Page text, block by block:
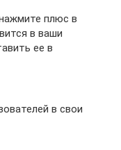
плюс в
в ваши
ее в
в свои